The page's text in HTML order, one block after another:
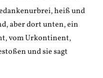
heiß und
aber dort unten, ein
vom Urkontinent,
und sie sagt